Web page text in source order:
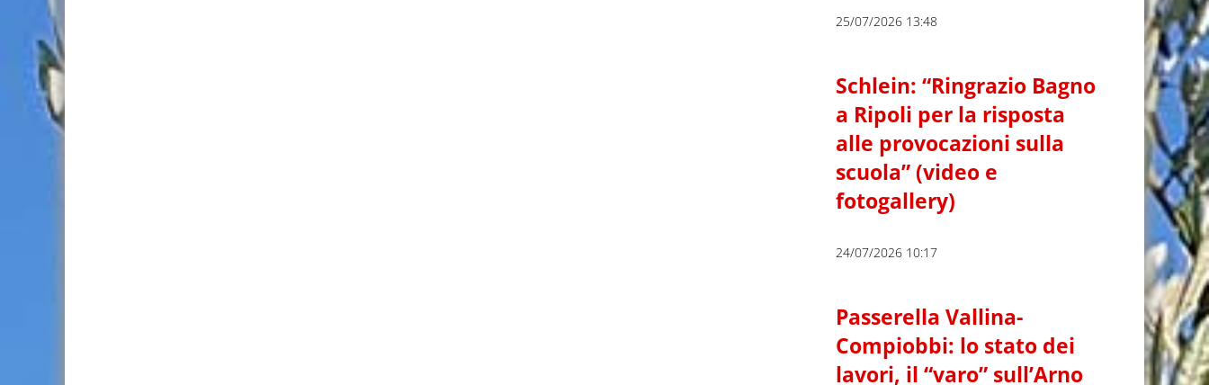
25/07/2026 13:48
Schlein: “Ringrazio Bagno
a Ripoli per la risposta
alle provocazioni sulla
scuola” (video e
fotogallery)
24/07/2026 10:17
Passerella Vallina-
Compiobbi: lo stato dei
lavori, il “varo” sull’Arno